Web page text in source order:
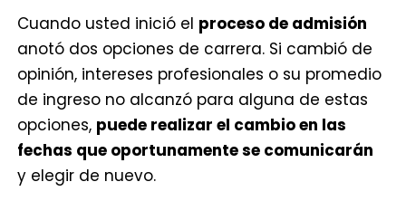
Cuando usted inició el proceso de admisión
anotó dos opciones de carrera. Si cambió de
opinión, intereses profesionales o su promedio
de ingreso no alcanzó para alguna de estas
opciones, puede realizar el cambio en las
fechas que oportunamente se comunicarán
y elegir de nuevo.